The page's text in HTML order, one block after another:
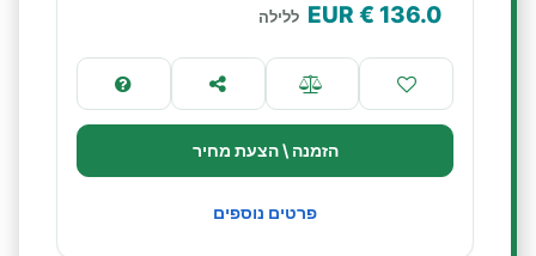
136.0
€ EUR ללילה
הזמנה \ הצעת מחיר
פרטים נוספים